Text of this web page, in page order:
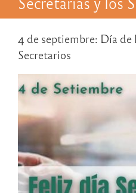
4 de septiembre: Día de
Secretarios